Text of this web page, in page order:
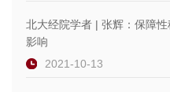
北大经院学者 | 张辉：保障
影响
2021-10-13